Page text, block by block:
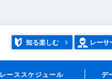
知る楽しむ レーサ
レーススケジュール デ